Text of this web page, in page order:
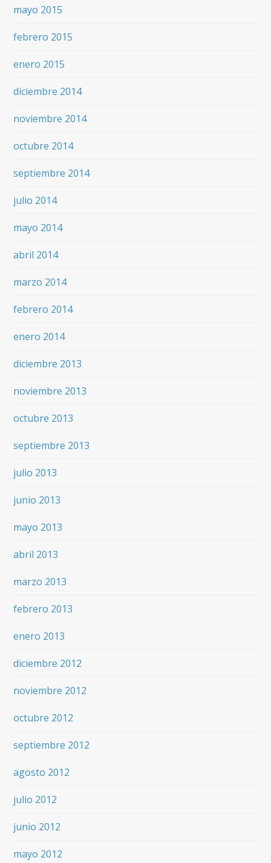
mayo 2015
febrero 2015
enero 2015
diciembre 2014
noviembre 2014
octubre 2014
septiembre 2014
julio 2014
mayo 2014
abril 2014
marzo 2014
febrero 2014
enero 2014
diciembre 2013
noviembre 2013
octubre 2013
septiembre 2013
julio 2013
junio 2013
mayo 2013
abril 2013
marzo 2013
febrero 2013
enero 2013
diciembre 2012
noviembre 2012
octubre 2012
septiembre 2012
agosto 2012
julio 2012
junio 2012
mayo 2012